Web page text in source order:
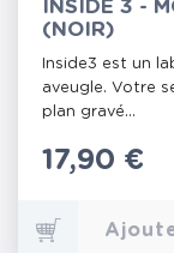
INSIDE 3 -
(NOIR)
Inside3 est un
aveugle. Votre
plan gravé...
Prix
17,90 €